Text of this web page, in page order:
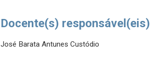
Docente(s) responsável(eis)
José Barata Antunes Custódio